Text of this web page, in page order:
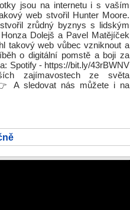
jsou na internetu i s vaším
web stvořil Hunter Moore.
zrůdný byznys s lidským
Dolejš a Pavel Matějíček
takový web vůbec vzniknout a
o digitální pomstě a boji za
Spotify - https://bit.ly/43rBWNV
zajímavostech ze světa
A sledovat nás můžete i na